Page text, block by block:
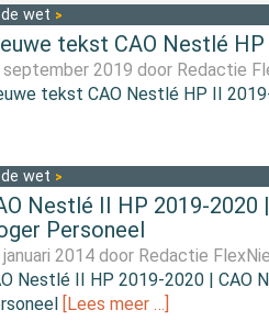
de wet
tekst CAO Nestlé
september 2019 door Redactie
tekst CAO Nestlé HP II
de wet
Nestlé II HP 2019-2020
Personeel
2014 door Redactie
Nestlé II HP 2019-2020 | CAO
[Lees meer …]